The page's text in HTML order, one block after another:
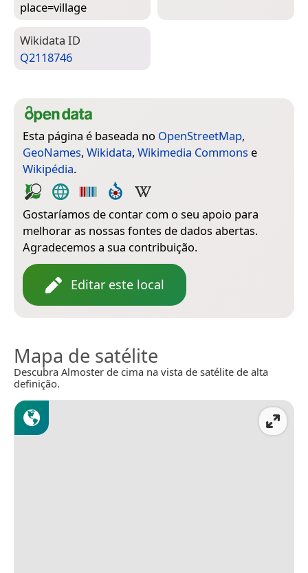
place=­village
Wiki­data ID
Q2118746
Esta página é baseada no OpenStreetMap,
GeoNames, Wikidata, Wikimedia Commons e
Wikipédia.
Gostaríamos de contar com o seu apoio para
melhorar as nossas fontes de dados abertas.
Agradecemos a sua contribuição.
Editar este local
Mapa de satélite
Descubra Almoster de cima na vista de satélite de alta
definição.